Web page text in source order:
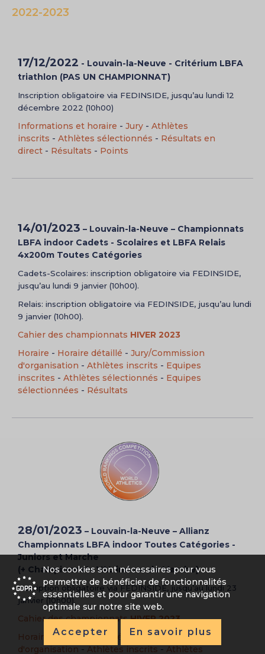
Nos cookies sont nécessaires pour vous
permettre de bénéficier de fonctionnalités
essentielles et pour garantir une navigation
optimale sur notre site web.
Accepter En savoir plus
2022-2023
17/12/2022 - Louvain-la-Neuve - Critérium LBFA
triathlon (PAS UN CHAMPIONNAT)
Inscription obligatoire via FEDINSIDE, jusqu’au lundi 12
décembre 2022 (10h00)
Informations et horaire - Jury - Athlètes
inscrits - Athlètes sélectionnés - Résultats en
direct - Résultats - Points
14/01/2023 – Louvain-la-Neuve – Championnats
LBFA indoor Cadets - Scolaires et LBFA Relais
4x200m Toutes Catégories
Cadets-Scolaires: inscription obligatoire via FEDINSIDE,
jusqu’au lundi 9 janvier (10h00).
Relais: inscription obligatoire via FEDINSIDE, jusqu’au lundi
9 janvier (10h00).
Cahier des championnats HIVER 2023
Horaire - Horaire détaillé - Jury/Commission
d'organisation - Athlètes inscrits - Equipes
inscrites - Athlètes sélectionnés - Equipes
sélectionnées - Résultats
28/01/2023 – Louvain-la-Neuve – Allianz
Championnats LBFA indoor Toutes Catégories -
Juniors et Marche
(+ Championnats VAL indoor de Marche)
Inscription obligatoire via FEDINSIDE, jusqu’au lundi 23
janvier (10h00).
Cahier des championnatsHIVER 2023
Horaire
-Horaire détaillé -Jury/Commission
d'organisation - Athlètes inscrits - Athlètes